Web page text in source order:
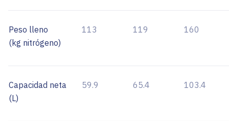
Peso lleno
(kg nitrógeno)
113 119 160
Capacidad neta
(L)
59.9 65.4 103.4